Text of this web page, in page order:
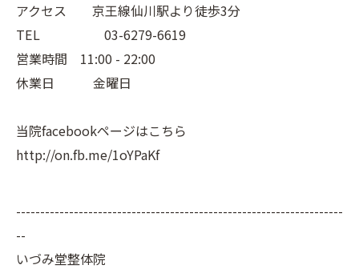
アクセス 京王線仙川駅より徒歩3分
TEL 03-6279-6619
営業時間 11:00 - 22:00
休業日 金曜日
当院facebookページはこちら
http://on.fb.me/1oYPaKf
--------------------------------------------------------------------
--
いづみ堂整体院